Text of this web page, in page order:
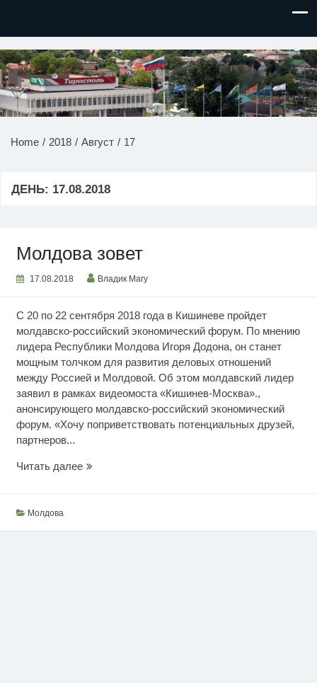
НОВОСТИ ПРИДНЕСТРОВЬЯ
Home 2018 Август 17
ДЕНЬ: 17.08.2018
Молдова зовет
17.08.2018 Владик Магу
С 20 по 22 сентября 2018 года в Кишиневе пройдет
молдавско-российский экономический форум. По мнению
лидера Республики Молдова Игоря Додона, он станет
мощным толчком для развития деловых отношений
между Россией и Молдовой. Об этом молдавский лидер
заявил в рамках видеомоста «Кишинев-Москва».,
анонсирующего молдавско-российский экономический
форум. «Хочу поприветствовать потенциальных друзей,
партнеров...
Читать далееМолдова
Молдова